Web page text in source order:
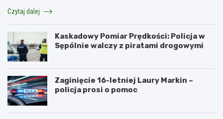
Czytaj dalej
Kaskadowy Pomiar Prędkości: Policja w
Sępólnie walczy z piratami drogowymi
Zaginięcie 16-letniej Laury Markin –
policja prosi o pomoc